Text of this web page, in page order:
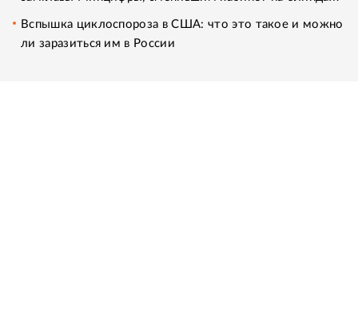
Вспышка циклоспороза в США: что это такое и можно
ли заразиться им в России